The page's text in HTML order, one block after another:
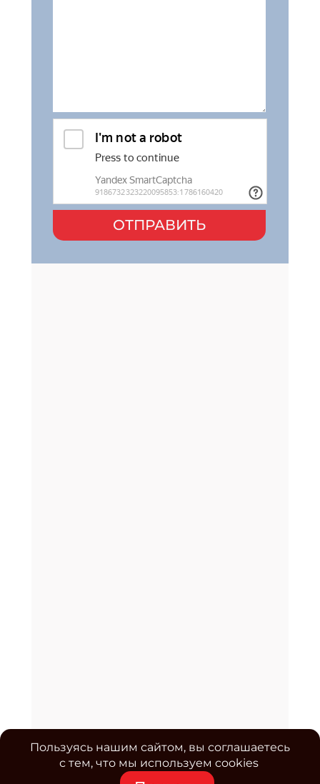
ОТПРАВИТЬ
Пользуясь нашим сайтом, вы соглашаетесь
с тем, что мы используем cookies